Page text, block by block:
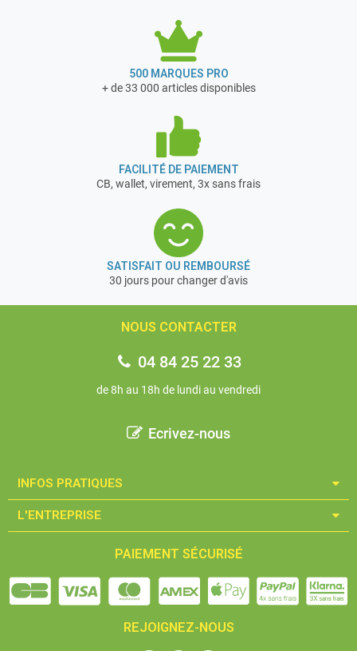
500 MARQUES PRO
+ de 33 000 articles disponibles
FACILITÉ DE PAIEMENT
CB, wallet, virement, 3x sans frais
SATISFAIT OU REMBOURSÉ
30 jours pour changer d'avis
NOUS CONTACTER
04 84 25 22 33
de 8h au 18h de lundi au vendredi
Ecrivez-nous
INFOS PRATIQUES​
L'ENTREPRISE​
PAIEMENT SÉCURISÉ
REJOIGNEZ-NOUS